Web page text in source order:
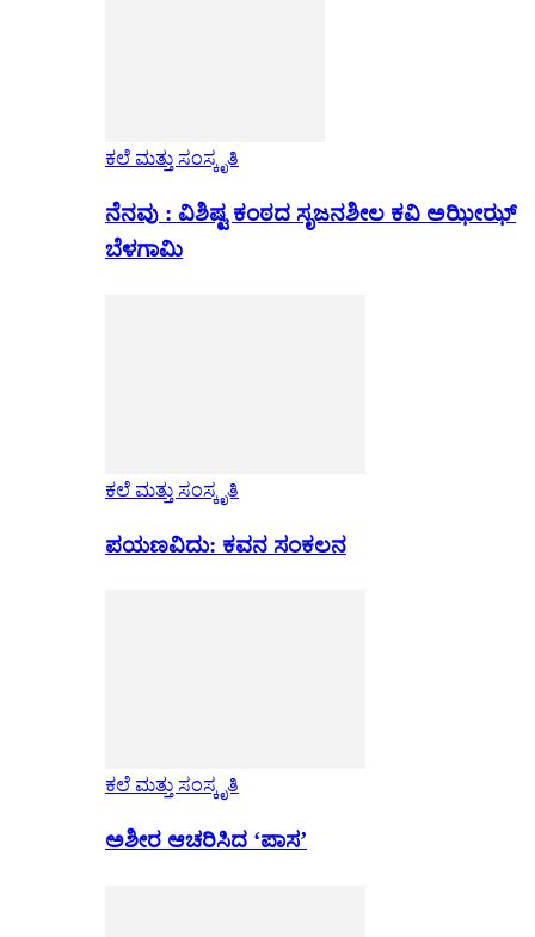
ಕಲೆ ಮತ್ತು ಸಂಸ್ಕೃತಿ
ನೆನವು : ವಿಶಿಷ್ಟ ಕಂಠದ ಸೃಜನಶೀಲ ಕವಿ ಅಝೀಝ್
ಬೆಳಗಾಮಿ
ಕಲೆ ಮತ್ತು ಸಂಸ್ಕೃತಿ
ಪಯಣವಿದು: ಕವನ ಸಂಕಲನ
ಕಲೆ ಮತ್ತು ಸಂಸ್ಕೃತಿ
ಅಶೀರ ಆಚರಿಸಿದ ‘ಪಾಸ’